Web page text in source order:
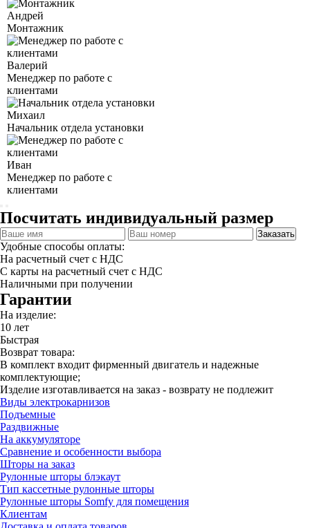
Андрей
Монтажник
Валерий
Менеджер по работе с
клиентами
Михаил
Начальник отдела установки
Иван
Менеджер по работе с
клиентами
Посчитать индивидуальный размер
Заказать
Удобные способы оплаты:
На расчетный счет с НДС
С карты на расчетный счет с НДС
Наличными при получении
Гарантии
На изделие:
10 лет
Быстрая
Возврат товара:
В комплект входит фирменный двигатель и надежные
комплектующие;
Изделие изготавливается на заказ - возврату не подлежит
Виды электрокарнизов
Подъемные
Раздвижные
На аккумуляторе
Сравнение и особенности выбора
Шторы на заказ
Рулонные шторы блэкаут
Тип кассетные рулонные шторы
Рулонные шторы Somfy для помещения
Клиентам